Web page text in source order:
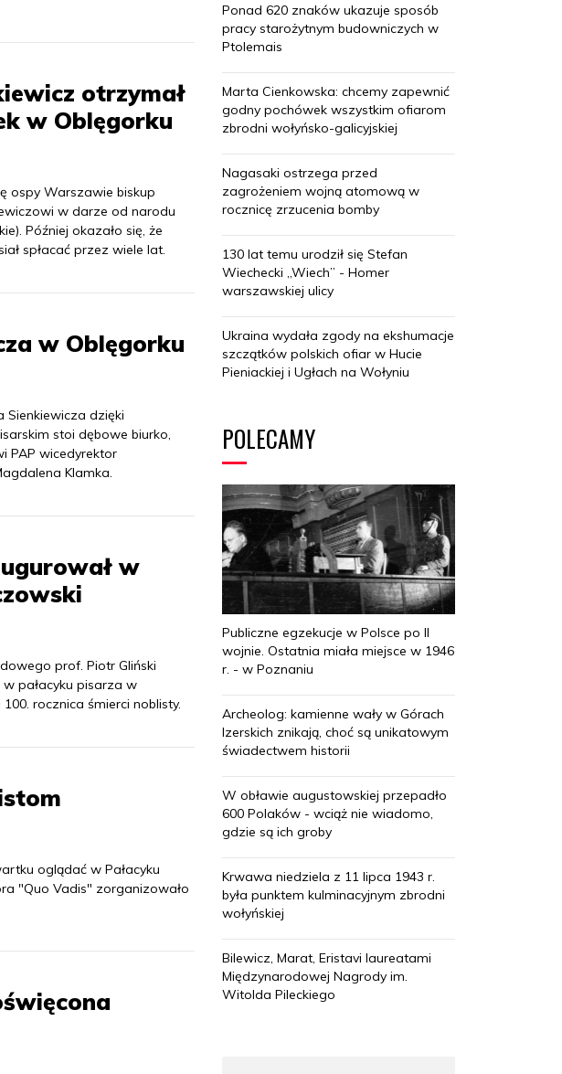
otrzymał
w Oblęgorku
ospy Warszawie biskup
w darze od narodu
Później okazało się, że
spłacać przez wiele lat.
w Oblęgorku
Sienkiewicza dzięki
stoi dębowe biurko,
PAP wicedyrektor
Klamka.
w
prof. Piotr Gliński
pałacyku pisarza w
rocznica śmierci noblisty.
oglądać w Pałacyku
"Quo Vadis" zorganizowało
Ponad 620 znaków ukazuje sposób
pracy starożytnym budowniczych w
Ptolemais
Marta Cienkowska: chcemy zapewnić
godny pochówek wszystkim ofiarom
zbrodni wołyńsko-galicyjskiej
Nagasaki ostrzega przed
zagrożeniem wojną atomową w
rocznicę zrzucenia bomby
130 lat temu urodził się Stefan
Wiechecki „Wiech” - Homer
warszawskiej ulicy
Ukraina wydała zgody na ekshumacje
szczątków polskich ofiar w Hucie
Pieniackiej i Ugłach na Wołyniu
POLECAMY
Publiczne egzekucje w Polsce po II
wojnie. Ostatnia miała miejsce w 1946
r. - w Poznaniu
Archeolog: kamienne wały w Górach
Izerskich znikają, choć są unikatowym
świadectwem historii
W obławie augustowskiej przepadło
600 Polaków - wciąż nie wiadomo,
gdzie są ich groby
Krwawa niedziela z 11 lipca 1943 r.
była punktem kulminacyjnym zbrodni
wołyńskiej
Bilewicz, Marat, Eristavi laureatami
Międzynarodowej Nagrody im.
Witolda Pileckiego